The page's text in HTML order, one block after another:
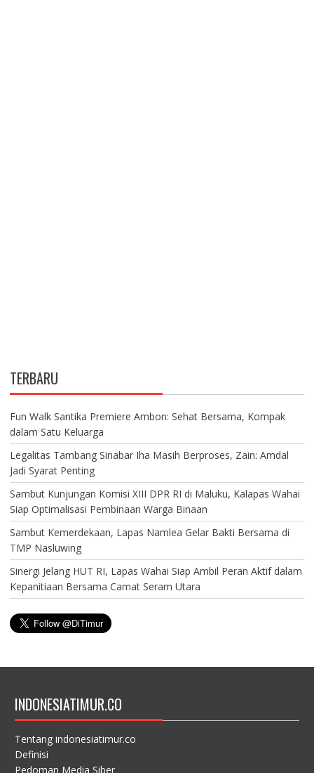
TERBARU
Fun Walk Santika Premiere Ambon: Sehat Bersama, Kompak
dalam Satu Keluarga
Legalitas Tambang Sinabar Iha Masih Berproses, Zain: Amdal
Jadi Syarat Penting
Sambut Kunjungan Komisi XIII DPR RI di Maluku, Kalapas Wahai
Siap Optimalisasi Pembinaan Warga Binaan
Sambut Kemerdekaan, Lapas Namlea Gelar Bakti Bersama di
TMP Nasluwing
Sinergi Jelang HUT RI, Lapas Wahai Siap Ambil Peran Aktif dalam
Kepanitiaan Bersama Camat Seram Utara
INDONESIATIMUR.CO
Tentang indonesiatimur.co
Definisi
Pedoman Media Siber